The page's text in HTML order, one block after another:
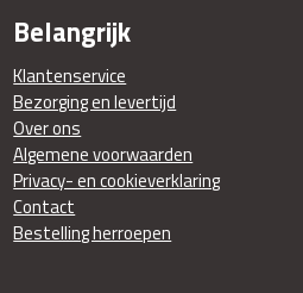
Belangrijk
Klantenservice
Bezorging en levertijd
Over ons
Algemene voorwaarden
Privacy- en cookieverklaring
Contact
Bestelling herroepen